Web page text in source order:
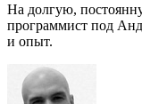
На долгую,
программист под
и опыт.